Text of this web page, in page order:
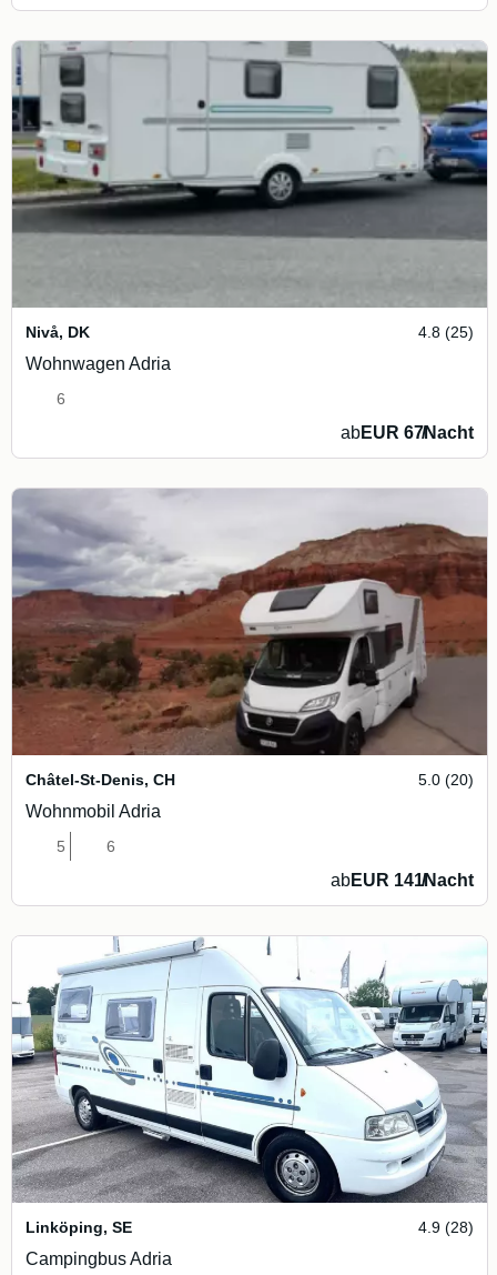
Nivå, DK 4.8 (25)
Wohnwagen Adria
6
abEUR 67/Nacht
Châtel-St-Denis, CH 5.0 (20)
Wohnmobil Adria
5 6
abEUR 141/Nacht
Linköping, SE 4.9 (28)
Campingbus Adria